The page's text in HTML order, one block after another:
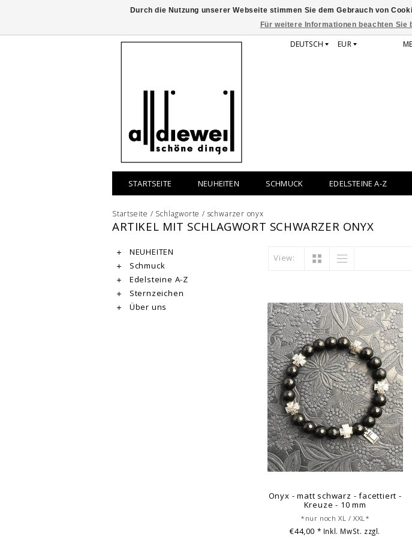
DEUTSCH EUR
STARTSEITE NEUHEITEN SCHMUCK EDELSTEINE A-Z
Startseite / Schlagworte / schwarzer onyx
ARTIKEL MIT SCHLAGWORT SCHWARZER ONYX
NEUHEITEN
Schmuck
Edelsteine A-Z
Sternzeichen
Über uns
View:
Onyx - matt schwarz - facettiert -
Kreuze - 10 mm
*nur noch XL / XXL*
€44,00 * Inkl. MwSt. zzgl.
Durch die Nutzung unserer Webseite stimmen Sie dem Gebrauch von
Für weitere Informationen beachten